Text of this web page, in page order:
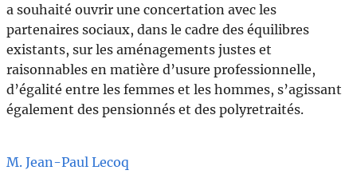
a souhaité ouvrir une concertation avec les
partenaires sociaux, dans le cadre des équilibres
existants, sur les aménagements justes et
raisonnables en matière d’usure professionnelle,
d’égalité entre les femmes et les hommes, s’agissant
également des pensionnés et des polyretraités.
M. Jean-Paul Lecoq